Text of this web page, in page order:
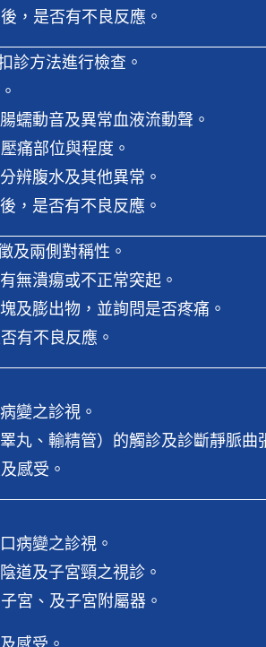
，是否有不良反應。
診方法進行檢查。
蠕動音及異常血液流動聲。
痛部位與程度。
辨腹水及其他異常。
，是否有不良反應。
及兩側對稱性。
無潰瘍或不正常突起。
及膨出物，並詢問是否疼痛。
有不良反應。
變之診視。
丸、輸精管）的觸診及診斷靜脈曲
感受。
病變之診視。
道及子宮頸之視診。
宮、及子宮附屬器。